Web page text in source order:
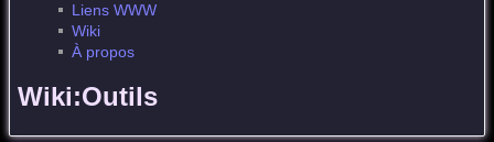
Liens WWW
Wiki
À propos
Wiki:Outils